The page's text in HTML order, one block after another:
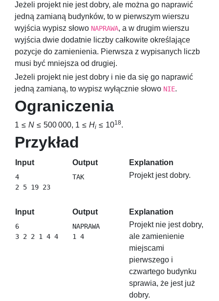
Jeżeli projekt nie jest dobry, ale można go naprawić
jedną zamianą budynków, to w pierwszym wierszu
wyjścia wypisz słowo NAPRAWA, a w drugim wierszu
wyjścia dwie dodatnie liczby całkowite określające
pozycje do zamienienia. Pierwsza z wypisanych liczb
musi być mniejsza od drugiej.
Jeżeli projekt nie jest dobry i nie da się go naprawić
jedną zamianą, to wypisz wyłącznie słowo NIE.
Ograniczenia
1 ≤ N ≤ 500 000, 1 ≤ Hi ≤ 1018.
Przykład
Input Output Explanation
4
Projekt jest dobry.
Input Output Explanation
6
NAPRAWA
Projekt nie jest dobry,
ale zamienienie
miejscami
pierwszego i
czwartego budynku
sprawia, że jest już
dobry.